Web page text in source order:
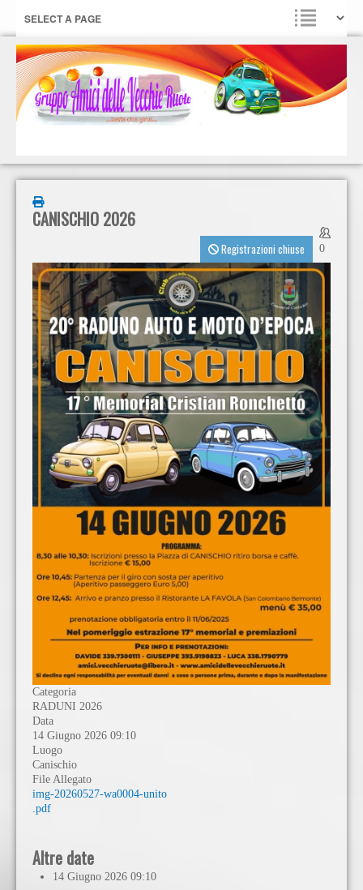
CANISCHIO 2026
Registrazioni chiuse 0
Categoria
RADUNI 2026
Data
14 Giugno 2026 09:10
Luogo
Canischio
File Allegato
img-20260527-wa0004-unito
.pdf
Altre date
14 Giugno 2026 09:10